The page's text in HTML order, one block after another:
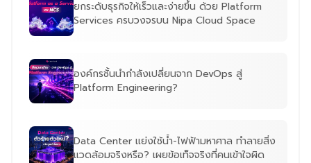
ยกระดับธุรกิจให้เร็วและง่ายขึ้น ด้วย Platform
Services ครบวงจรบน Nipa Cloud Space
องค์กรชั้นนำกำลังเปลี่ยนจาก DevOps สู่
Platform Engineering?
Data Center แย่งใช้น้ำ-ไฟฟ้ามหาศาล ทำลายสิ่ง
แวดล้อมจริงหรือ? เผยข้อเท็จจริงที่คนเข้าใจผิด